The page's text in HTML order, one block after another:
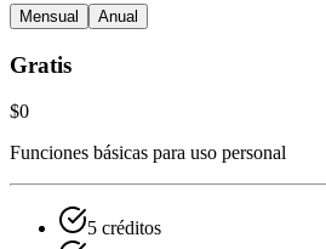
Mensual Anual
Gratis
$0
Funciones básicas para uso personal
5 créditos